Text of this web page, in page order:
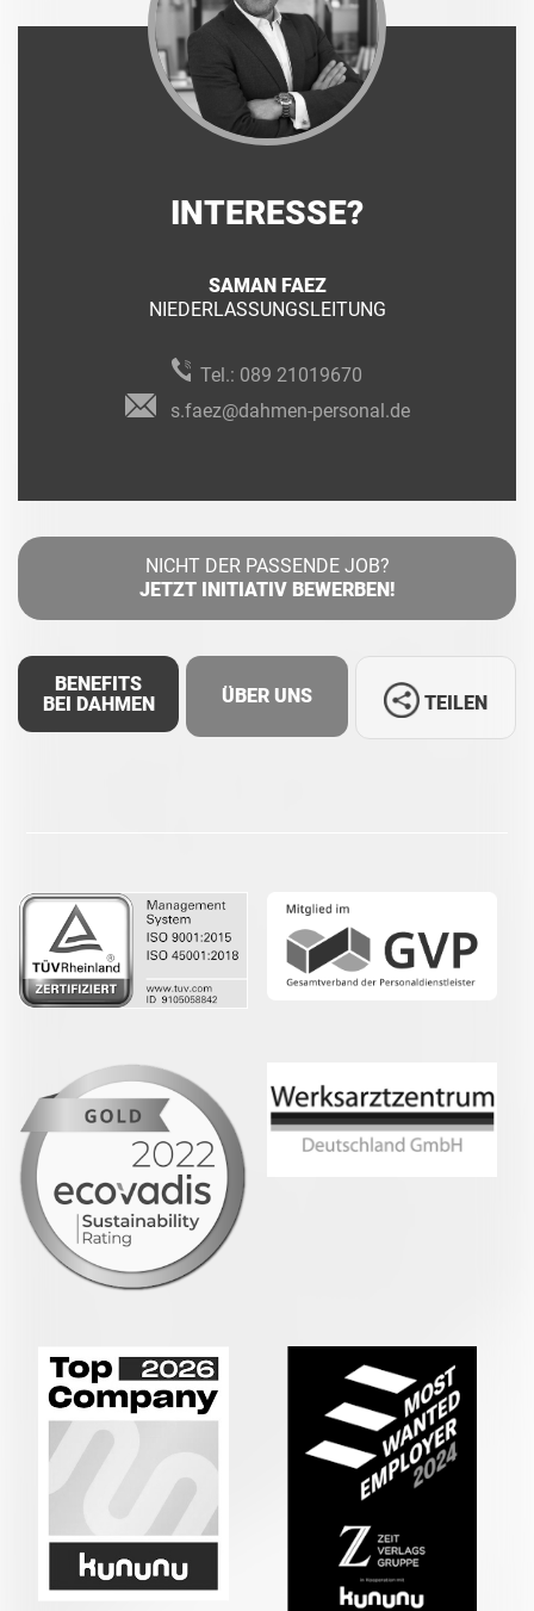
INTERESSE?
SAMAN FAEZ
NIEDERLASSUNGSLEITUNG
Tel.: 089 21019670
s.faez@dahmen-personal.de
NICHT DER PASSENDE JOB?
JETZT INITIATIV BEWERBEN!
BENEFITS
BEI DAHMEN
ÜBER UNS
Whatsapp
TEILEN